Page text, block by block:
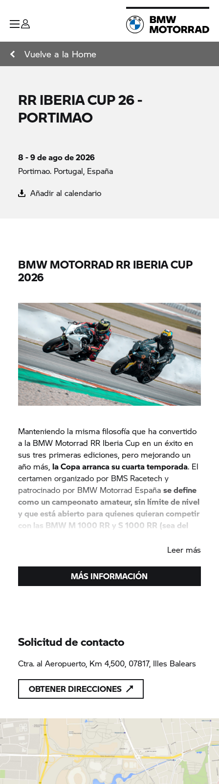
Vuelve a la Home
RR IBERIA CUP 26 -
PORTIMAO
8 - 9 de ago de 2026
Portimao. Portugal, España
Añadir al calendario
BMW MOTORRAD RR IBERIA CUP
2026
Manteniendo la misma filosofía que ha convertido
a la BMW Motorrad RR Iberia Cup en un éxito en
sus tres primeras ediciones, pero mejorando un
año más,la Copa arranca su cuarta temporada. El
certamen organizado por BMS Racetech y
patrocinado por BMW Motorrad Españase define
como un campeonato amateur, sin límite de nivel
y que está abierto para quienes quieran competir
con las BMW M 1000 RR y S 1000 RR (sea del
Leer más
MÁS INFORMACIÓN
Solicitud de contacto
Ctra. al Aeropuerto, Km 4,500, 07817, Illes Balears
OBTENER DIRECCIONES